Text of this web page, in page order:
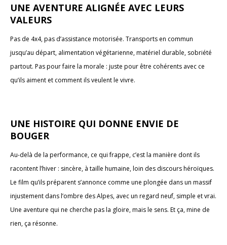
UNE AVENTURE ALIGNÉE AVEC LEURS
VALEURS
Pas de 4x4, pas d’assistance motorisée. Transports en commun
jusqu’au départ, alimentation végétarienne, matériel durable, sobriété
partout. Pas pour faire la morale : juste pour être cohérents avec ce
qu’ils aiment et comment ils veulent le vivre.
UNE HISTOIRE QUI DONNE ENVIE DE
BOUGER
Au-delà de la performance, ce qui frappe, c’est la manière dont ils
racontent l’hiver : sincère, à taille humaine, loin des discours héroïques.
Le film qu’ils préparent s’annonce comme une plongée dans un massif
injustement dans l’ombre des Alpes, avec un regard neuf, simple et vrai.
Une aventure qui ne cherche pas la gloire, mais le sens. Et ça, mine de
rien, ça résonne.